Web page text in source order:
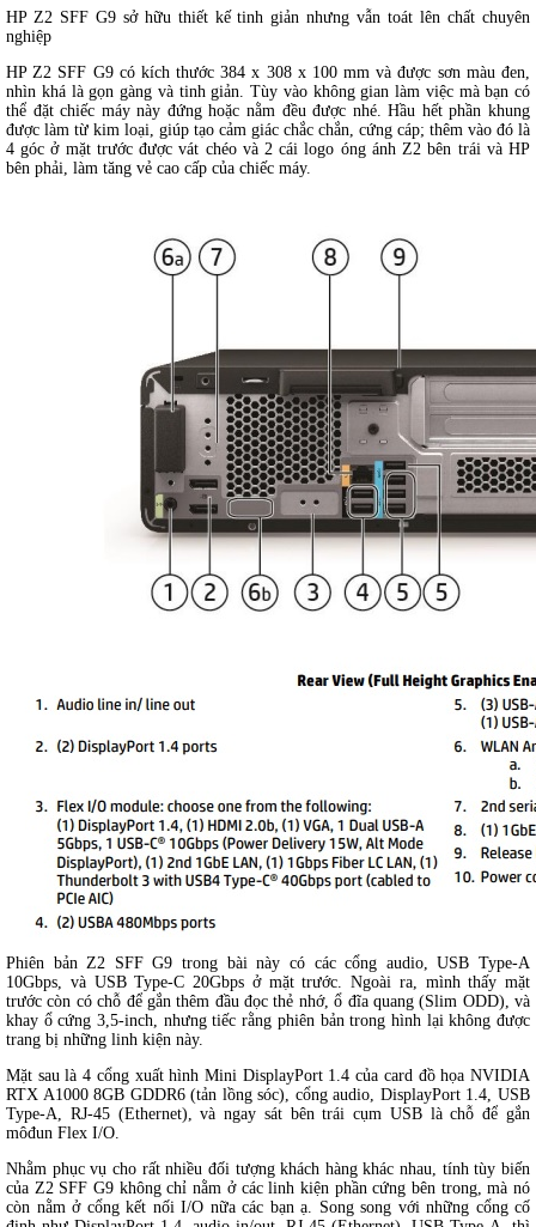
HP Z2 SFF G9 sở hữu thiết kế tinh giản nhưng vẫn toát lên chất chuyên
nghiệp
HP Z2 SFF G9 có kích thước 384 x 308 x 100 mm và được sơn màu đen,
nhìn khá là gọn gàng và tinh giản. Tùy vào không gian làm việc mà bạn có
thể đặt chiếc máy này đứng hoặc nằm đều được nhé. Hầu hết phần khung
được làm từ kim loại, giúp tạo cảm giác chắc chắn, cứng cáp; thêm vào đó là
4 góc ở mặt trước được vát chéo và 2 cái logo óng ánh Z2 bên trái và HP
bên phải, làm tăng vẻ cao cấp của chiếc máy.
Phiên bản Z2 SFF G9 trong bài này có các cổng audio, USB Type-A
10Gbps, và USB Type-C 20Gbps ở mặt trước. Ngoài ra, mình thấy mặt
trước còn có chỗ để gắn thêm đầu đọc thẻ nhớ, ổ đĩa quang (Slim ODD), và
khay ổ cứng 3,5-inch, nhưng tiếc rằng phiên bản trong hình lại không được
trang bị những linh kiện này.
Mặt sau là 4 cổng xuất hình Mini DisplayPort 1.4 của card đồ họa NVIDIA
RTX A1000 8GB GDDR6 (tản lồng sóc), cổng audio, DisplayPort 1.4, USB
Type-A, RJ-45 (Ethernet), và ngay sát bên trái cụm USB là chỗ để gắn
môđun Flex I/O.
Nhằm phục vụ cho rất nhiều đối tượng khách hàng khác nhau, tính tùy biến
của Z2 SFF G9 không chỉ nằm ở các linh kiện phần cứng bên trong, mà nó
còn nằm ở cổng kết nối I/O nữa các bạn ạ. Song song với những cổng cố